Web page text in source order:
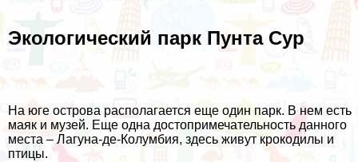
Экологический парк Пунта Сур
На юге острова располагается еще один парк. В нем есть
маяк и музей. Еще одна достопримечательность данного
места – Лагуна-де-Колумбия, здесь живут крокодилы и
птицы.